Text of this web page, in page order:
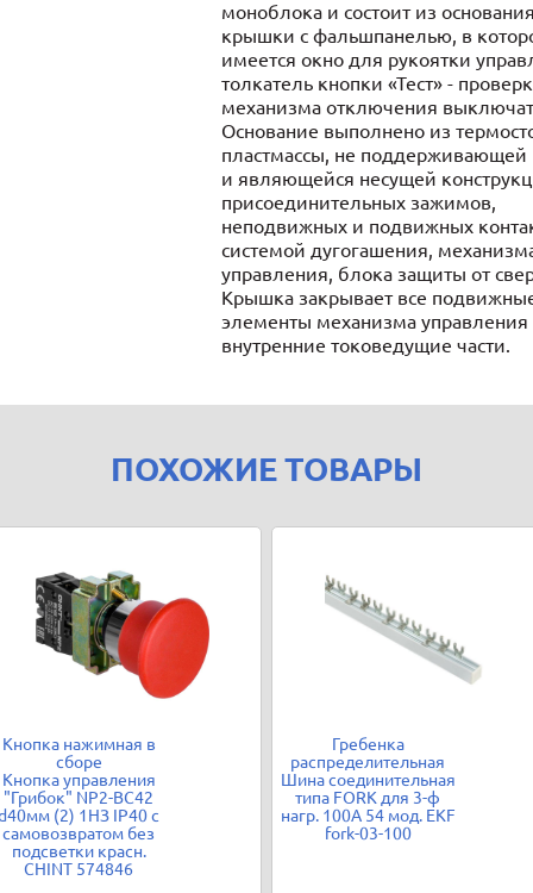
моноблока и состоит из
крышки с фальшпанелью, в
имеется окно для рукоятки
толкатель кнопки «Тест» -
механизма отключения
Основание выполнено из
пластмассы, не поддерживающей
и являющейся несущей
присоединительных зажимов,
неподвижных и подвижных
системой дугогашения,
управления, блока защиты от
Крышка закрывает все
элементы механизма управления
внутренние токоведущие части.
ПОХОЖИЕ ТОВАРЫ
Кнопка нажимная в
сборе
Кнопка управления
"Грибок" NP2-BC42
(2) 1НЗ IP40 с
самовозвратом без
подсветки красн.
CHINT 574846
Гребенка
распределительная
Шина соединительная
типа FORK для 3-ф
нагр. 100А 54 мод. EKF
fork-03-100